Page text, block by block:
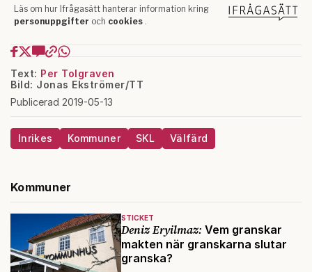
Text: Per Tolgraven
Bild: Jonas Ekströmer/TT
Publicerad 2019-05-13
Inrikes Kommuner SKL Välfärd
Kommuner
STICKET
Deniz Eryilmaz: Vem granskar
makten när granskarna slutar
granska?